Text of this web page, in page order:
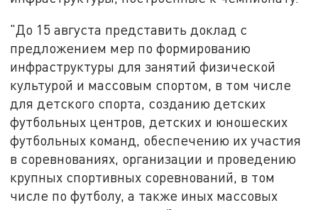
"До 15 августа представить доклад с
предложением мер по формированию
инфраструктуры для занятий физической
культурой и массовым спортом, в том числе
для детского спорта, созданию детских
футбольных центров, детских и юношеских
футбольных команд, обеспечению их участия
в соревнованиях, организации и проведению
крупных спортивных соревнований, в том
числе по футболу, а также иных массовых